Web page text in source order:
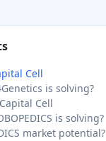
Cell
is solving?
Cell
is solving?
market potential?